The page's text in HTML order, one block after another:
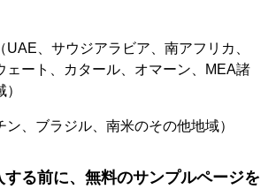
UAE、サウジアラビア、南アフリカ、
ェート、カタール、オマーン、MEA諸
、ブラジル、南米のその他地域）
する前に、無料のサンプルページを